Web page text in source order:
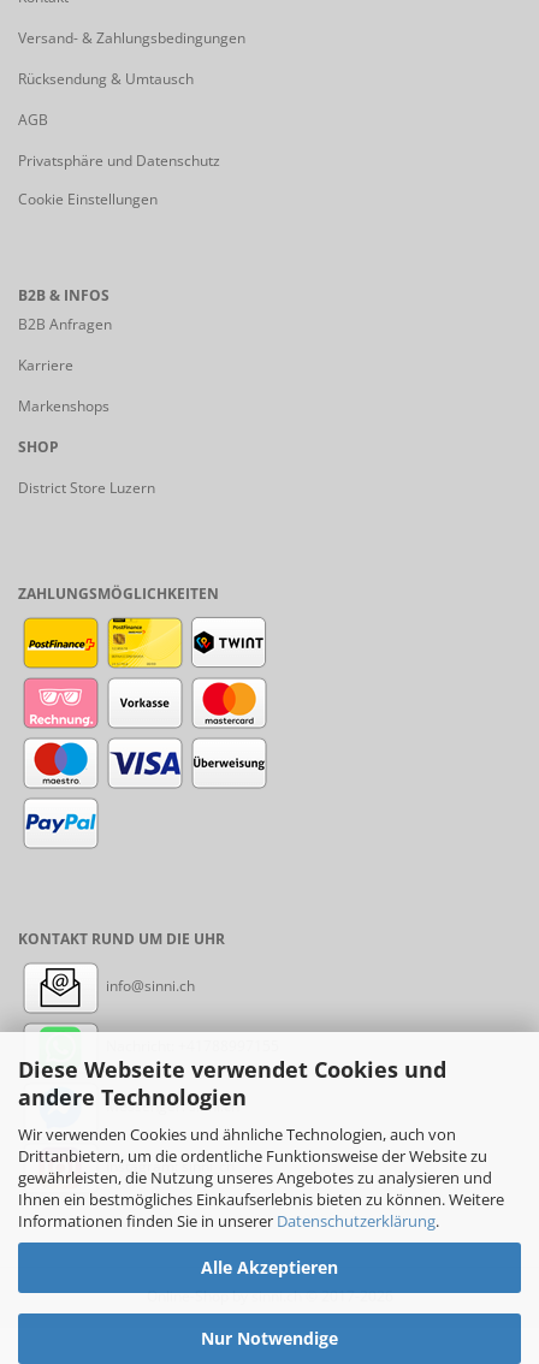
Diese Webseite verwendet Cookies und
andere Technologien
Wir verwenden Cookies und ähnliche Technologien, auch von
Drittanbietern, um die ordentliche Funktionsweise der Website zu
gewährleisten, die Nutzung unseres Angebotes zu analysieren und
Ihnen ein bestmögliches Einkaufserlebnis bieten zu können. Weitere
Informationen finden Sie in unserer Datenschutzerklärung.
Alle Akzeptieren
Nur Notwendige
Versand- & Zahlungsbedingungen
Rücksendung & Umtausch
AGB
Privatsphäre und Datenschutz
Cookie Einstellungen
B2B & INFOS
B2B Anfragen
Karriere
Markenshops
SHOP
District Store Luzern
ZAHLUNGSMÖGLICHKEITEN
KONTAKT RUND UM DIE UHR
info@sinni.ch
Messenger: sinni.ch
Instagram: sinni_ch
Online-Shopby sinni.ch © 2017-2026